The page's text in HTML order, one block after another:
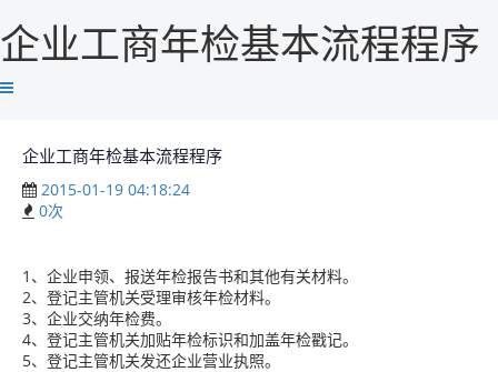
企业工商年检基本流程程序
企业工商年检基本流程程序
2015-01-19 04:18:24
0次
1、企业申领、报送年检报告书和其他有关材料。
2、登记主管机关受理审核年检材料。
3、企业交纳年检费。
4、登记主管机关加贴年检标识和加盖年检戳记。
5、登记主管机关发还企业营业执照。